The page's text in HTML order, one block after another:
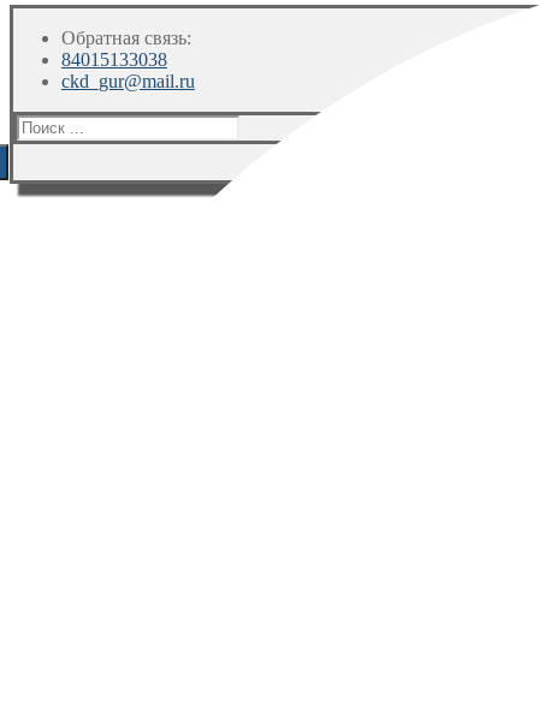
Обратная связь:
84015133038
ckd_gur@mail.ru
Искать: